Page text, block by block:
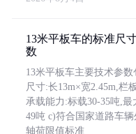
13米平板车的标准尺
数
13米平板车主要技术参数
尺寸:长13m×宽2.45m,栏
承载能力:标载30-35吨,最
49吨 c)符合国家道路车辆
轴荷限值标准